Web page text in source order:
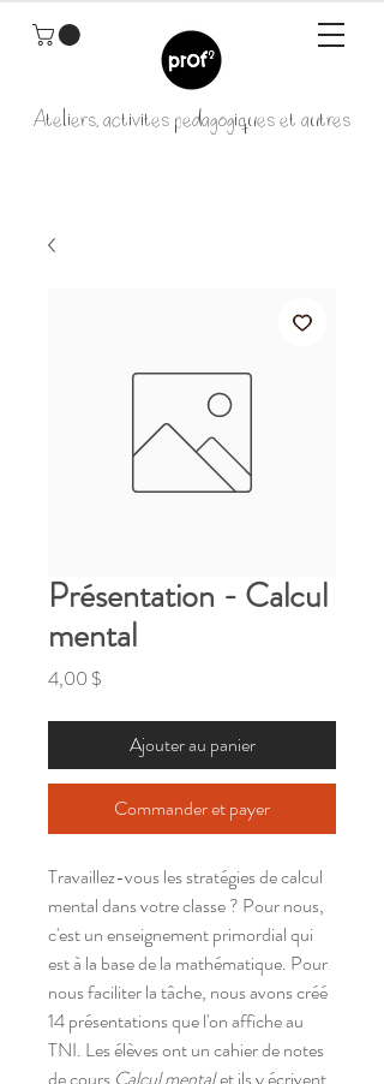
Ateliers, activités pédagogiques et autres
Présentation - Calcul
mental
4,00 $
Ajouter au panier
Commander et payer
Travaillez-vous les stratégies de calcul
mental dans votre classe ? Pour nous,
c'est un enseignement primordial qui
est à la base de la mathématique. Pour
nous faciliter la tâche, nous avons créé
14 présentations que l'on affiche au
TNI. Les élèves ont un cahier de notes